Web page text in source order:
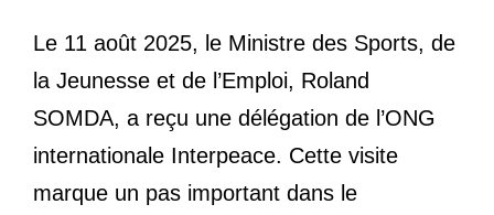
Le 11 août 2025, le Ministre des Sports, de
la Jeunesse et de l’Emploi, Roland
SOMDA, a reçu une délégation de l’ONG
internationale Interpeace. Cette visite
marque un pas important dans le